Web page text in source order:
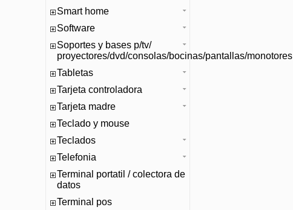
Smart home
Software
Soportes y bases p/tv/
proyectores/dvd/consolas/bocinas/pantallas/monotores
Tabletas
Tarjeta controladora
Tarjeta madre
Teclado y mouse
Teclados
Telefonia
Terminal portatil / colectora de
datos
Terminal pos